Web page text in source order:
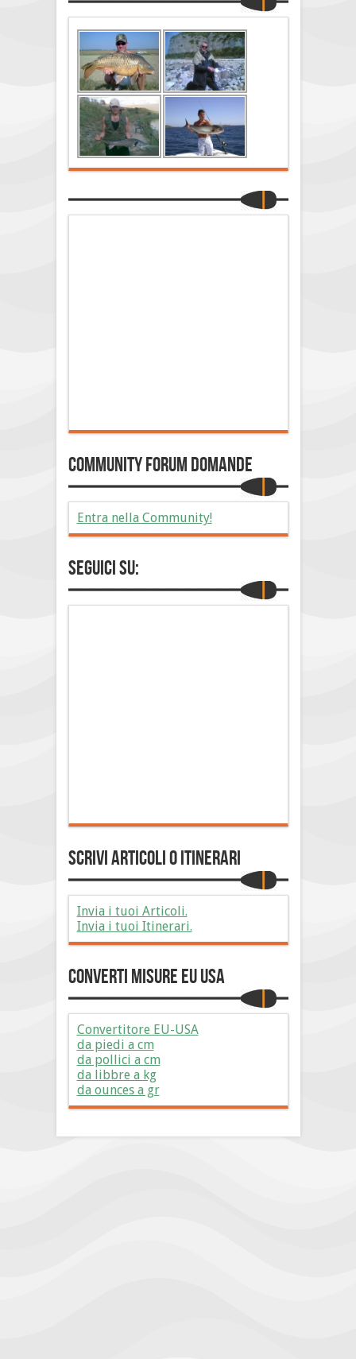
Community Forum Domande
Entra nella Community!
Seguici su:
Scrivi Articoli o Itinerari
Invia i tuoi Articoli.
Invia i tuoi Itinerari.
Converti Misure EU USA
Convertitore EU-USA
da piedi a cm
da pollici a cm
da libbre a kg
da ounces a gr